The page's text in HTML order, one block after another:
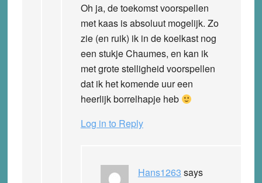
Oh ja, de toekomst voorspellen
met kaas is absoluut mogelijk. Zo
zie (en ruik) ik in de koelkast nog
een stukje Chaumes, en kan ik
met grote stelligheid voorspellen
dat ik het komende uur een
heerlijk borrelhapje heb
Log in to Reply
Hans1263 says